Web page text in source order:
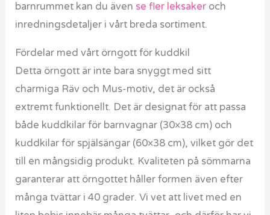
barnrummet kan du även se fler leksaker och
inredningsdetaljer i vårt breda sortiment.
Fördelar med vårt örngott för kuddkil
Detta örngott är inte bara snyggt med sitt
charmiga Räv och Mus-motiv, det är också
extremt funktionellt. Det är designat för att passa
både kuddkilar för barnvagnar (30×38 cm) och
kuddkilar för spjälsängar (60×38 cm), vilket gör det
till en mångsidig produkt. Kvaliteten på sömmarna
garanterar att örngottet håller formen även efter
många tvättar i 40 grader. Vi vet att livet med en